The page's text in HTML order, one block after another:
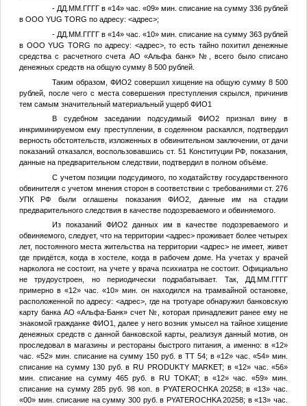
- ДД.ММ.ГГГГ в «14» час. «09» мин. списание на сумму 336 рублей
в OOO YUG TORG по адресу: <адрес>;
- ДД.ММ.ГГГГ в «14» час. «10» мин. списание на сумму 363 рублей
в OOO YUG TORG по адресу: <адрес>, то есть тайно похитил денежные
средства с расчетного счета АО «Альфа банк» №
, всего было списано
денежных средств на общую сумму 8 500 рублей.
Таким образом, ФИО2совершил хищение на общую сумму 8 500
рублей, после чего с места совершения преступления скрылся, причинив
тем самым значительный материальный ущерб ФИО1
В судебном заседании подсудимый ФИО2признал вину в
инкриминируемом ему преступлении, в содеянном раскаялся, подтвердил
верность обстоятельств, изложенных в обвинительном заключении, от дачи
показаний отказался, воспользовавшись ст. 51 Конституции РФ, показания,
данные на предварительном следствии, подтвердил в полном объёме.
С учетом позиции подсудимого, по ходатайству государственного
обвинителя с учетом мнения сторон в соответствии с требованиями ст. 276
УПК РФ были оглашены показанияФИО2 , данные им на стадии
предварительного следствия в качестве подозреваемого и обвиняемого.
Из показаний ФИО2данных им в качестве подозреваемого и
обвиняемого, следует, что на территории <адрес> проживает более четырех
лет, постоянного места жительства на территории <адрес> не имеет, живет
где придётся, когда в хостеле, когда в рабочем доме. На учетах у врачей
нарколога не состоит, на учете у врача психиатра не состоит. Официально
не трудоустроен, но периодически подрабатывает. Так, ДД.ММ.ГГГГ
примерно в «12» час. «10» мин. он находился на трамвайной остановке,
расположенной по адресу: <адрес>, где на тротуаре обнаружил банковскую
карту банка АО «Альфа-Банк» счет № , которая принадлежит ранее ему не
знакомой гражданке ФИО1
, далее у него возник умысел на тайное хищение
денежных средств с данной банковской карты, реализуя данный мотив, он
проследовал в магазины и рестораны быстрого питания, а именно: в «12»
час. «52» мин. списание на сумму 150 руб. в TT 54; в «12» час. «54» мин.
списание на сумму 130 руб. в RU PRODUKTY MARKET; в «12» час. «56»
мин. списание на сумму 465 руб. в RU TOKAT; в «12» час. «59» мин.
списание на сумму 285 руб. 98 коп. в PYATEROCHKA 20258; в «13» час.
«00» мин. списание на сумму 300 руб. в PYATEROCHKA 20258; в «13» час.